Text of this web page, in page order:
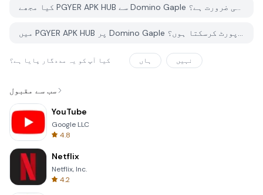
کیا مجھے PGYER APK HUB سے Domino Gaple ڈاؤن لوڈ کرنے کے لئے اکاؤنٹ کی ضرورت ہے؟
میں PGYER APK HUB پر Domino Gaple کے ساتھ کوئی مسئلہ کیسے رپورٹ کرسکتا ہوں؟
کیا آپ کو یہ مددگار پایا ہے؟ ہاں نہیں
سب سے مقبول
YouTube
Google LLC
4.8
Netflix
Netflix, Inc.
4.2